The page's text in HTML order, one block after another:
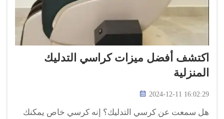
اكتشف أفضل ميزات كراسي التدليك
المنزلية
2024-12-11 16:02:29
هل سمعت عن كرسي التدليك؟ إنه كرسي خاص يمكنك